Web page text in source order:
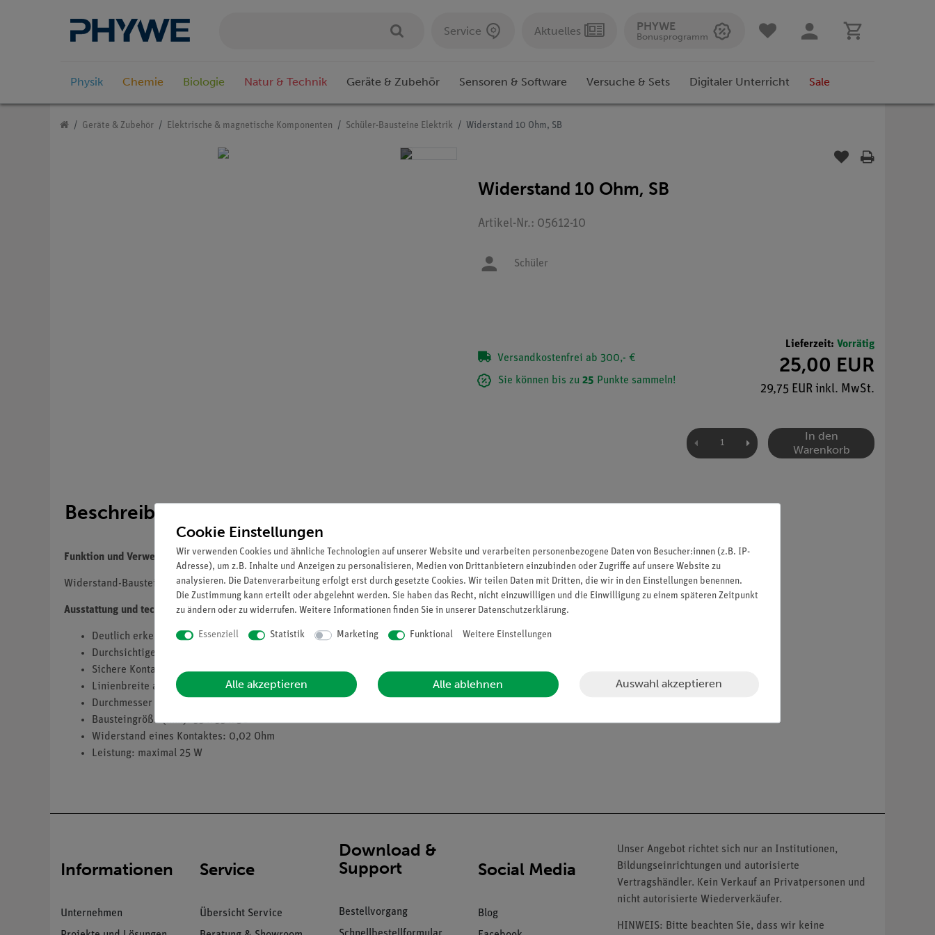
Service Aktuelles PHYWE
Bonusprogramm
Physik Chemie Biologie Natur & Technik Geräte & Zubehör Sensoren & Software Versuche & Sets Digitaler Unterricht Sale
Geräte & Zubehör Elektrische & magnetische Komponenten Schüler-Bausteine Elektrik Widerstand 10 Ohm, SB
Widerstand 10 Ohm, SB
Artikel-Nr.: 05612-10
Schüler
Versandkostenfrei ab 300,- €
Sie können bis zu 25 Punkte sammeln!
Lieferzeit: Vorrätig
25,00 EUR
29,75 EUR inkl. MwSt.
In den
Warenkorb
Beschreibung
Funktion und Verwendung
Widerstand-Baustein zum Aufbau von Schaltbildern durch die Schüler.
Ausstattung und technische Daten
Deutlich erkennbares Schaltsymbol auf dem jeweiligen Baustein
Durchsichtige Bodenkappe ermöglicht das Kennenlernen von Bauteilen
Sichere Kontaktierung durch vergoldete, seitlich abgerundete Messingkontakte und puzzleartige Verzahnung der Bausteine
Linienbreite auf den Bausteinen: 2,5 mm
Durchmesser der Kontaktfläche: 2 mm
Bausteingröße (mm): 55 x 55 x 30
Widerstand eines Kontaktes: 0,02 Ohm
Leistung: maximal 25 W
Informationen
Unternehmen
Service
Übersicht Service
Download &
Support
Bestellvorgang
Social Media
Blog
Unser Angebot richtet sich nur an Institutionen,
Bildungseinrichtungen und autorisierte
Vertragshändler. Kein Verkauf an Privatpersonen und
nicht autorisierte Wiederverkäufer.
HINWEIS: Bitte beachten Sie, dass wir keine
Cookie Einstellungen
Wir verwenden Cookies und ähnliche Technologien auf unserer Website und verarbeiten personenbezogene Daten von Besucher:innen (z.B. IP-
Adresse), um z.B. Inhalte und Anzeigen zu personalisieren, Medien von Drittanbietern einzubinden oder Zugriffe auf unsere Website zu
analysieren. Die Datenverarbeitung erfolgt erst durch gesetzte Cookies. Wir teilen Daten mit Dritten, die wir in den Einstellungen benennen.
Die Zustimmung kann erteilt oder abgelehnt werden. Sie haben das Recht, nicht einzuwilligen und die Einwilligung zu einem späteren Zeitpunkt
zu ändern oder zu widerrufen. Weitere Informationen finden Sie in unserer Daten­schutz­erklärung.
Essenziell Statistik Marketing Funktional Weitere Einstellungen
Alle akzeptieren Alle ablehnen Auswahl akzeptieren